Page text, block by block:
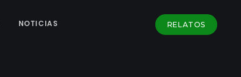
NOTICIAS RELATOS